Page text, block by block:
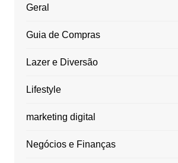
Geral
Guia de Compras
Lazer e Diversão
Lifestyle
marketing digital
Negócios e Finanças